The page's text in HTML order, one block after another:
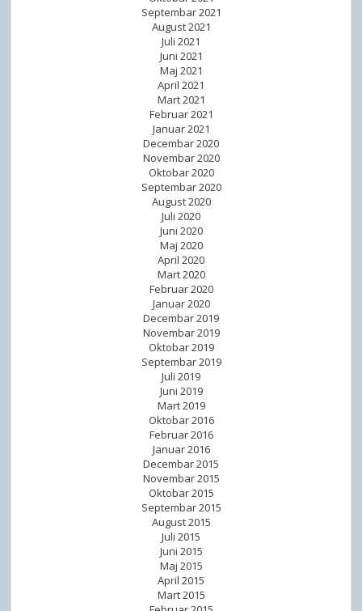
l
i
Septembar 2021
August 2021
Juli 2021
Juni 2021
Maj 2021
April 2021
Mart 2021
Februar 2021
Januar 2021
Decembar 2020
Novembar 2020
Oktobar 2020
Septembar 2020
August 2020
Juli 2020
Juni 2020
Maj 2020
April 2020
Mart 2020
Februar 2020
Januar 2020
Decembar 2019
Novembar 2019
Oktobar 2019
Septembar 2019
Juli 2019
Juni 2019
Mart 2019
Oktobar 2016
Februar 2016
Januar 2016
Decembar 2015
Novembar 2015
Oktobar 2015
Septembar 2015
August 2015
Juli 2015
Juni 2015
Maj 2015
April 2015
Mart 2015